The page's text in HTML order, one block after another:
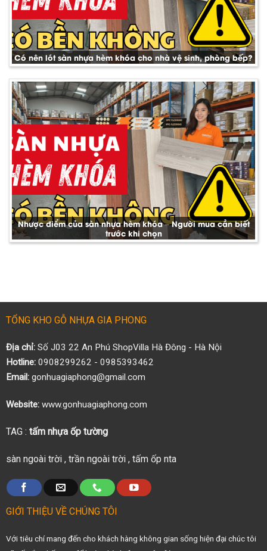
Có nên lót sàn nhựa hèm khóa cho nhà vệ sinh, phòng bếp?
Nhược điểm của sàn nhựa hèm khóa – Người mua cần biết
trước khi chọn
TỔNG KHO GỖ NHỰA GIA PHONG
Địa chỉ:Số J03 22 An Phú ShopVilla Hà Đông - Hà Nội
Hotline:0908299262 - 0985393462
Email:gonhuagiaphong@gmail.com
Website:www.gonhuagiaphong.com
TAG : tấm nhựa ốp tường
sàn ngoài trời, trần ngoài trời, tấm ốp nta
GIỚI THIỆU VỀ CHÚNG TÔI
Với tiêu chí mang đến cho khách hàng không gian sống hiện đại chúc tôi